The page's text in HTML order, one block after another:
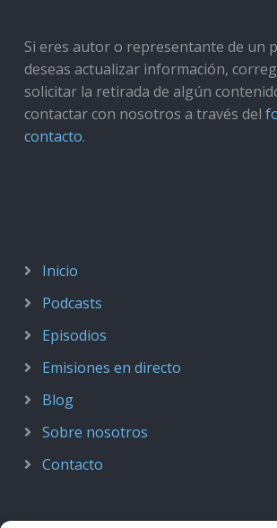
Si eres autor o representante de un
deseas actualizar información,
solicitar la retirada de algún
contactar con nosotros a través del
contacto.
Inicio
Podcasts
Episodios
Emisiones en directo
Blog
Sobre nosotros
Contacto